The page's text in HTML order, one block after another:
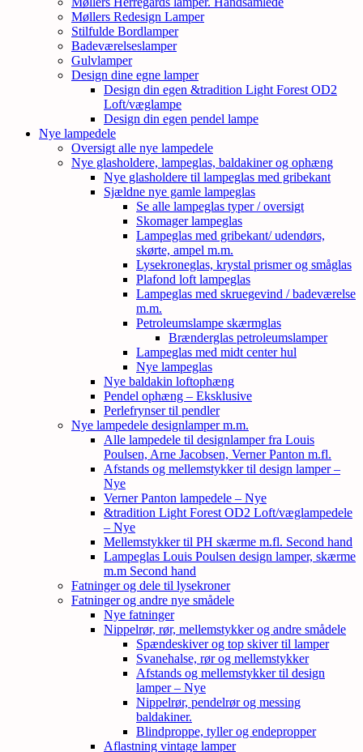
Møllers Redesign Lamper
Stilfulde Bordlamper
Badeværelseslamper
Gulvlamper
Design dine egne lamper
Design din egen &tradition Light Forest OD2
Loft/væglampe
Design din egen pendel lampe
Nye lampedele
Oversigt alle nye lampedele
Nye glasholdere, lampeglas, baldakiner og ophæng
Nye glasholdere til lampeglas med gribekant
Sjældne nye gamle lampeglas
Se alle lampeglas typer / oversigt
Skomager lampeglas
Lampeglas med gribekant/ udendørs,
skørte, ampel m.m.
Lysekroneglas, krystal prismer og småglas
Plafond loft lampeglas
Lampeglas med skruegevind / badeværelse
m.m.
Petroleumslampe skærmglas
Brænderglas petroleumslamper
Lampeglas med midt center hul
Nye lampeglas
Nye baldakin loftophæng
Pendel ophæng – Eksklusive
Perlefrynser til pendler
Nye lampedele designlamper m.m.
Alle lampedele til designlamper fra Louis
Poulsen, Arne Jacobsen, Verner Panton m.fl.
Afstands og mellemstykker til design lamper –
Nye
Verner Panton lampedele – Nye
&tradition Light Forest OD2 Loft/væglampedele
– Nye
Mellemstykker til PH skærme m.fl. Second hand
Lampeglas Louis Poulsen design lamper, skærme
m.m Second hand
Fatninger og dele til lysekroner
Fatninger og andre nye smådele
Nye fatninger
Nippelrør, rør, mellemstykker og andre smådele
Spændeskiver og top skiver til lamper
Svanehalse, rør og mellemstykker
Afstands og mellemstykker til design
lamper – Nye
Nippelrør, pendelrør og messing
baldakiner.
Blindproppe, tyller og endepropper
Aflastning vintage lamper